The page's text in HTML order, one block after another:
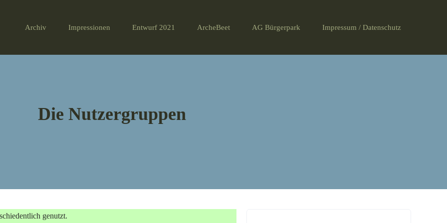
Archiv Impressionen Entwurf 2021 ArcheBeet AG Bürgerpark Impressum / Datenschutz
Die Nutzergruppen
genutzt.